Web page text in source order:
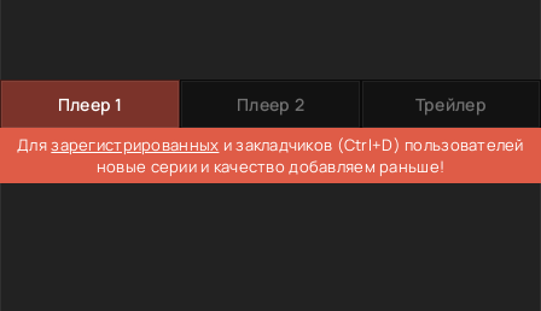
Плеер 1 Плеер 2 Трейлер
Длязарегистрированных и закладчиков (Ctrl+D) пользователей
новые серии и качество добавляем раньше!